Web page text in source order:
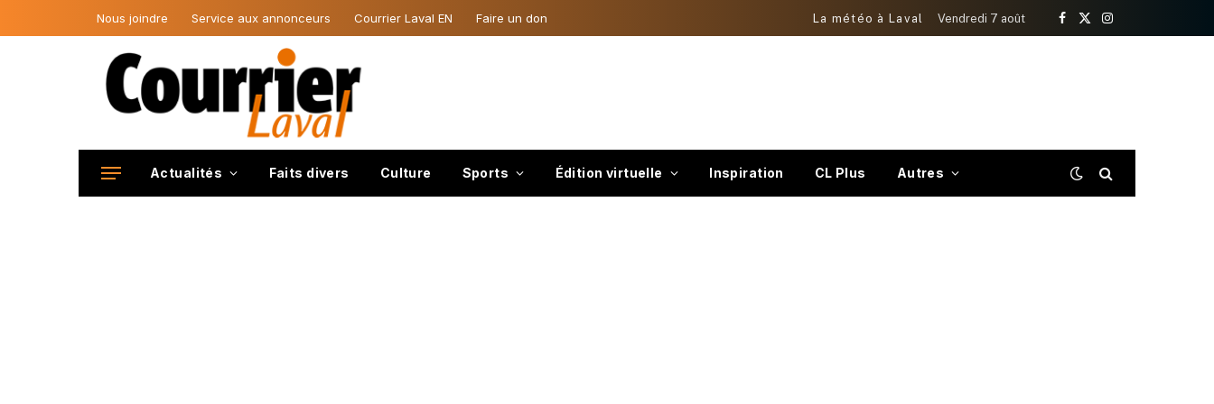
Nous joindre Service aux annonceurs Courrier Laval EN Faire un don La météo à Laval Vendredi 7 août
Facebook
X
Instagram
Actualités Faits divers Culture Sports Édition virtuelle Inspiration CL Plus Autres